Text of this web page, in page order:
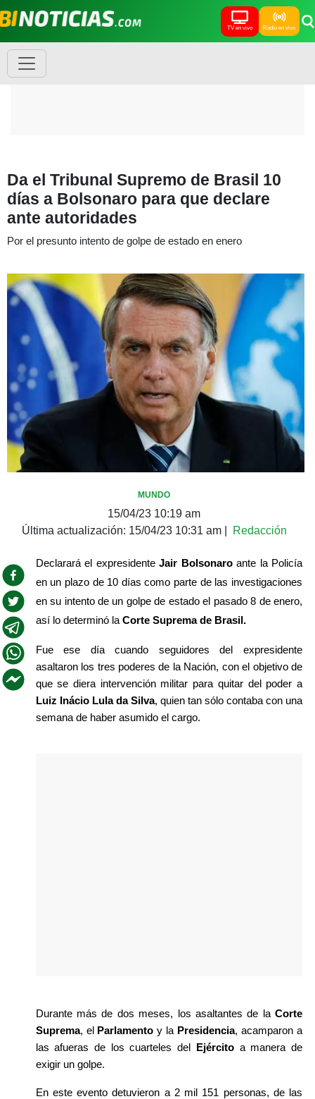
TV en vivo Radio en vivo
Da el Tribunal Supremo de Brasil 10
días a Bolsonaro para que declare
ante autoridades
Por el presunto intento de golpe de estado en enero
MUNDO
15/04/23 10:19 am
Última actualización: 15/04/23 10:31 am| Redacción
Declarará el expresidente Jair Bolsonaro ante la Policía
en un plazo de 10 días como parte de las investigaciones
en su intento de un golpe de estado el pasado 8 de enero,
así lo determinó la Corte Suprema de Brasil.
Fue ese día cuando seguidores del expresidente
asaltaron los tres poderes de la Nación, con el objetivo de
que se diera intervención militar para quitar del poder a
Luiz Inácio Lula da Silva, quien tan sólo contaba con una
semana de haber asumido el cargo.
Durante más de dos meses, los asaltantes de la Corte
Suprema, el Parlamento y la Presidencia, acamparon a
las afueras de los cuarteles del
Ejército a manera de
exigir un golpe.
En este evento detuvieron a 2 mil 151 personas, de las